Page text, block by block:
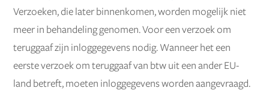
Verzoeken, die later binnenkomen, worden mogelijk niet
meer in behandeling genomen. Voor een verzoek om
teruggaaf zijn inloggegevens nodig. Wanneer het een
eerste verzoek om teruggaaf van btw uit een ander EU-
land betreft, moeten inloggegevens worden aangevraagd.